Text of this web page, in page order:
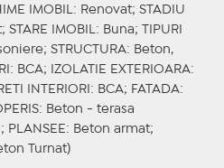
IMOBIL : Renovat; STADIU
STARE IMOBIL : Buna;
TIPURI
STRUCTURA: Beton,
: BCA; IZOLATIE EXTERIOARA:
INTERIORI : BCA; FATADA:
: Beton - terasa
PLANSEE : Beton armat;
Turnat)